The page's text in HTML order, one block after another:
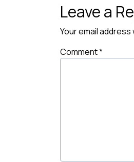
Leave a
Your email
Comment*